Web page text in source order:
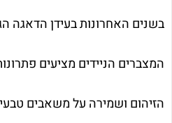
בשנים האחרונות בעידן הדאגה
המצברים הניידים מציעים
הזיהום ושמירה על משאבים